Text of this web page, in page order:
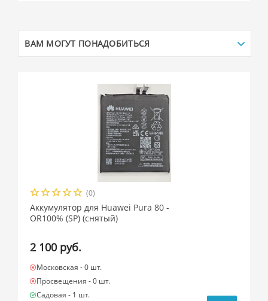
ВАМ МОГУТ ПОНАДОБИТЬСЯ
(0)
Аккумулятор для Huawei Pura 80 -
OR100% (SP) (снятый)
2 100 руб.
Московская -0 шт.
Просвещения -0 шт.
Садовая - 1 шт.